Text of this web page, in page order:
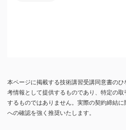
本ページに掲載する技術講習受講同意書の
考情報として提供するものであり、特定の
するものではありません。実際の契約締結に
への確認を強く推奨いたします。